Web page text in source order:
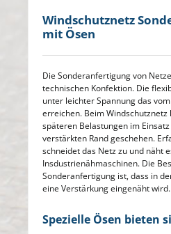
Windschutznetz
mit Ösen
Die Sonderanfertigung von
technischen Konfektion. Die
unter leichter Spannung das
erreichen. Beim Windschutznetz
späteren Belastungen im
verstärkten Rand geschehen.
schneidet das Netz zu und näht
Insdustrienähmaschinen. Die
Sonderanfertigung ist, dass in
eine Verstärkung eingenäht wird.
Spezielle Ösen bieten